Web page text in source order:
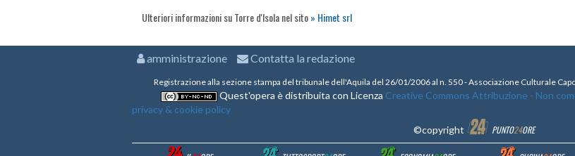
Ulteriori informazioni su Torre d'Isola nel sito Himet srl
amministrazione Contatta la redazione
Registrazione alla sezione stampa del tribunale dell'Aquila del 26/01/2006 al n. 550 - Associazione Culturale
Quest'opera è distribuita con Licenza Creative Commons Attribuzione - Non
privacy & cookie policy
©copyright
PUNTO24ORE